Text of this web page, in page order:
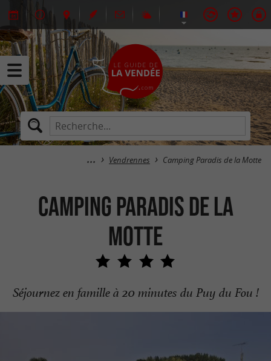
Vendrennes Camping Paradis de la Motte
Camping Paradis de la
Motte
Séjournez en famille à 20 minutes du Puy du Fou !